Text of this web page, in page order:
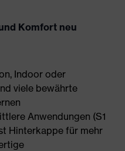
Komfort neu
Indoor oder
viele bewährte
Anwendungen (S1
Hinterkappe für mehr